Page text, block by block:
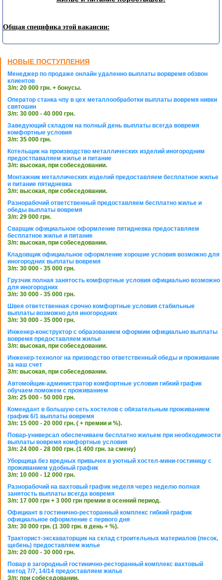
Общая специфика этой вакансии:
НОВЫЕ ПОСТУПЛЕНИЯ
Менеджер по продаже онлайн удаленно выплаты ворвремя обзвон
клиентов
З/п: 20 000 грн. + бонусы.
Оператор станка чпу в цех металлообработки выплаты вовремя нивки
святошин
З/п: 30 000 - 40 000 грн.
Заведующий складом на полный день выплаты всегда вовремя
комфортные условия
З/п: 35 000 грн.
Котельщик на производство металлических изделий иногородним
предостпаваляем жилье и питание
З/п: высокая, при собеседовании.
Монтажник металлических изделий предоставляем бесплатное жилье
и питание пятидневка
З/п: высокая, при собеседовании.
Разнорабочий ответственный предоставляем бесплатно жилье и
обеды выплаты вовремя
З/п: 29 000 грн.
Сварщик официальное оформление пятидневка предоставляем
бесплатное жилье и питание
З/п: высокая, при собеседовании.
Кладовщик официальное оформление хорошие условия возможно для
иногородних выплаты вовремя
З/п: 30 000 - 35 000 грн.
Грузчик полная занятость комфортные условия официально возможно
для иногородних
З/п: 30 000 - 35 000 грн.
Швея ответственная срочно комфортные условия стабильные
выплаты возможно для иногородних
З/п: 30 000 - 35 000 грн.
Инженер-конструктор с образованием оформим официально выплаты
вовремя предоставляем жилье
З/п: высокая, при собеседовании.
Инженер-технолог на призводство ответственный обеды и проживание
за наш счет
З/п: высокая, при собеседовании.
Автомойщик-администратор комфортные условия гибкий график
обучаем поможем с проживанием
З/п: 25 000 - 50 000 грн.
Комендант в большую сеть хостелов с обязательным проживанием
график 6/1 выплаты вовремя
З/п: 15 000 - 20 000 грн. ( + премии и %).
Повар-универсал обеспечиваем бесплатно жильем при необходимости
выплаты вовремя комфортные условия
З/п: 24 000 - 28 000 грн. (1 400 грн. за смену)
Уборщица без вредных привычек в уютный хостел-мини-гостиницу с
проживанием удобный график
З/п: 10 000 - 12 000 грн.
Разнорабочий на вахтовый график неделя через неделю полная
занятость выплаты всегда вовремя
З/п: 17 000 грн + 3 000 грн премии в осенний период.
Официант в гостинично-ресторанный комплекс гибкий график
официальное оформление с первого дня
З/п: 30 000 грн. (1 300 грн. в день + %).
Тракторист-экскаваторщик на склад строительных материалов (песок,
щебень) предоставляем жилье
З/п: 20 000 - 30 000 грн.
Повар в загородный гостинично-ресторанный комплекс вахтовый
метод 7/7, 14/14 предоставляем жилье
З/п: при собеседовании.